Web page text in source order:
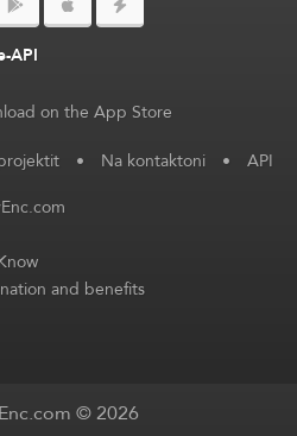
API
• Na kontaktoni • API
and benefits
© 2026